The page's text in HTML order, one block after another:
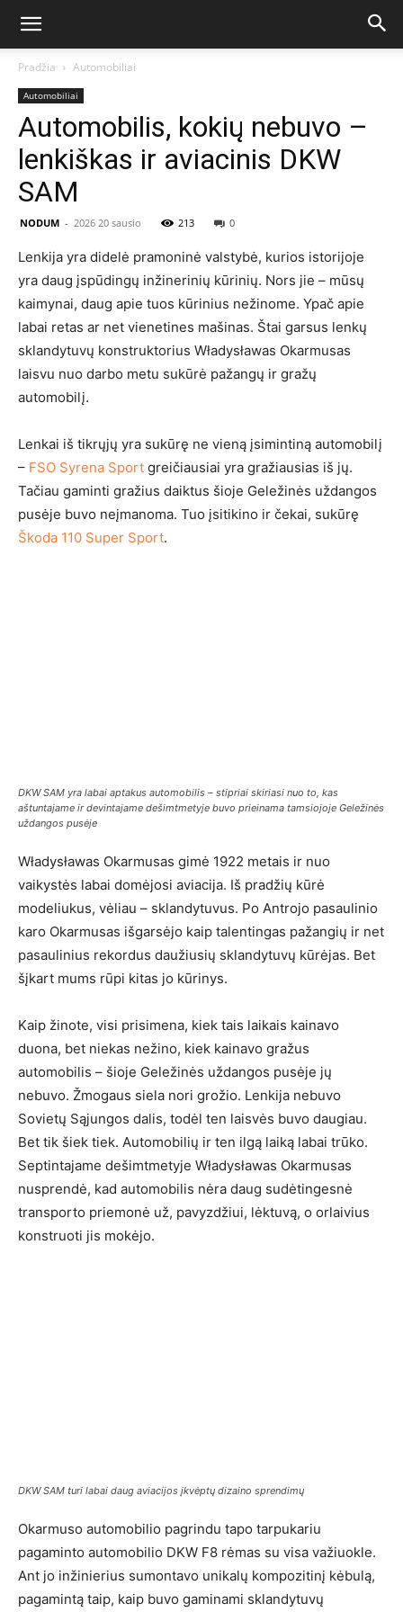
Pradžia Automobiliai
Automobiliai
Automobilis, kokių nebuvo –
lenkiškas ir aviacinis DKW
SAM
NODUM - 2026 20 sausio 213 0
Lenkija yra didelė pramoninė valstybė, kurios istorijoje
yra daug įspūdingų inžinerinių kūrinių. Nors jie – mūsų
kaimynai, daug apie tuos kūrinius nežinome. Ypač apie
labai retas ar net vienetines mašinas. Štai garsus lenkų
sklandytuvų konstruktorius Władysławas Okarmusas
laisvu nuo darbo metu sukūrė pažangų ir gražų
automobilį.
Lenkai iš tikrųjų yra sukūrę ne vieną įsimintiną automobilį
– FSO Syrena Sport greičiausiai yra gražiausias iš jų.
Tačiau gaminti gražius daiktus šioje Geležinės uždangos
pusėje buvo neįmanoma. Tuo įsitikino ir čekai, sukūrę
Škoda 110 Super Sport.
DKW SAM yra labai aptakus automobilis – stipriai skiriasi nuo to, kas
aštuntajame ir devintajame dešimtmetyje buvo prieinama tamsiojoje Geležinės
uždangos pusėje
Władysławas Okarmusas gimė 1922 metais ir nuo
vaikystės labai domėjosi aviacija. Iš pradžių kūrė
modeliukus, vėliau – sklandytuvus. Po Antrojo pasaulinio
karo Okarmusas išgarsėjo kaip talentingas pažangių ir net
pasaulinius rekordus daužiusių sklandytuvų kūrėjas. Bet
šįkart mums rūpi kitas jo kūrinys.
Kaip žinote, visi prisimena, kiek tais laikais kainavo
duona, bet niekas nežino, kiek kainavo gražus
automobilis – šioje Geležinės uždangos pusėje jų
nebuvo. Žmogaus siela nori grožio. Lenkija nebuvo
Sovietų Sąjungos dalis, todėl ten laisvės buvo daugiau.
Bet tik šiek tiek. Automobilių ir ten ilgą laiką labai trūko.
Septintajame dešimtmetyje Władysławas Okarmusas
nusprendė, kad automobilis nėra daug sudėtingesnė
transporto priemonė už, pavyzdžiui, lėktuvą, o orlaivius
konstruoti jis mokėjo.
DKW SAM turi labai daug aviacijos įkvėptų dizaino sprendimų
Okarmuso automobilio pagrindu tapo tarpukariu
pagaminto automobilio DKW F8 rėmas su visa važiuokle.
Ant jo inžinierius sumontavo unikalų kompozitinį kėbulą,
pagamintą taip, kaip buvo gaminami sklandytuvų